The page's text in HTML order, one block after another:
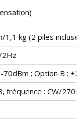
1,1 kg (2 piles
2Hz
70dBm ; Option B :
fréquence : CW/